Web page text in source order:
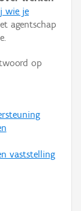
wie je
agentschap
op
vaststelling